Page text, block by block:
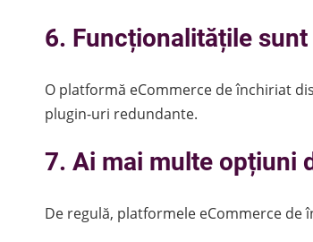
6. Funcționalitățile
O platformă eCommerce de închiriat
plugin-uri redundante.
7. Ai mai multe opțiuni
De regulă, platformele eCommerce